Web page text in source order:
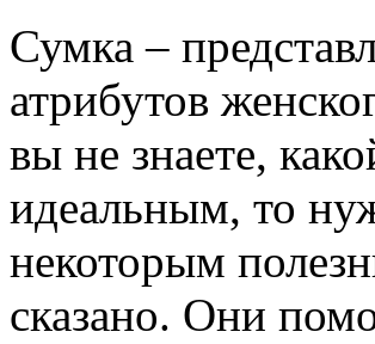
Сумка –
атрибутов
вы не знаете,
идеальным, то
некоторым
сказано. Они